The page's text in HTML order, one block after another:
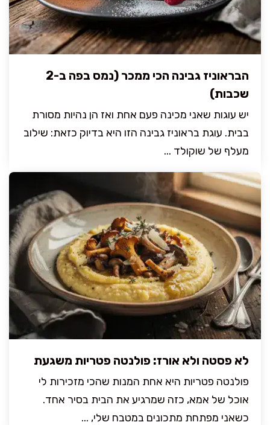
הבראוניז גבינה הכי ממכר (נמס בפה ב-2
שכבות)
יש עוגות שאני מכינה פעם אחת ואז הן נהיות מסורת
בבית. עוגת בראוניז גבינה הזו היא בדיוק כזאת: שילוב
מעלף של שוקולד ...
לא פסטה ולא אורז: פולנטה פטריות משגעת
פולנטה פטריות היא אחת המנות שהכי מזכירות לי
אוכל של אמא, כזה שמרגיע את הבית בסיר אחד.
כשאני מפתחת מתכונים במטבח שלי, ...